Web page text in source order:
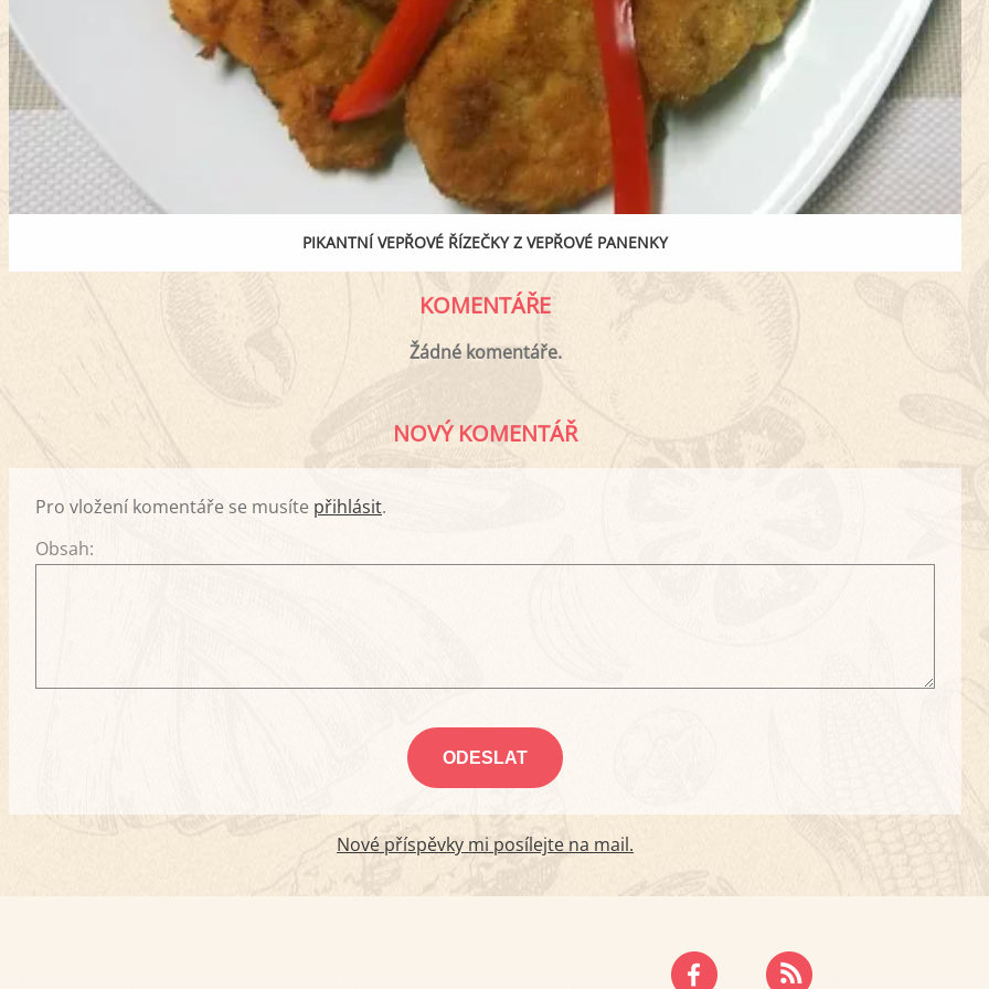
PIKANTNÍ VEPŘOVÉ ŘÍZEČKY Z VEPŘOVÉ PANENKY
KOMENTÁŘE
Žádné komentáře.
NOVÝ KOMENTÁŘ
Pro vložení komentáře se musíte přihlásit.
Obsah:
Nové příspěvky mi posílejte na mail.